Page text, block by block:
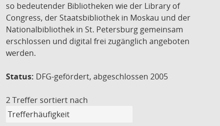
so bedeutender Bibliotheken wie der Library of
Congress, der Staatsbibliothek in Moskau und der
Nationalbibliothek in St. Petersburg gemeinsam
erschlossen und digital frei zugänglich angeboten
werden.
Status: DFG-gefördert, abgeschlossen 2005
2 Treffer sortiert nach